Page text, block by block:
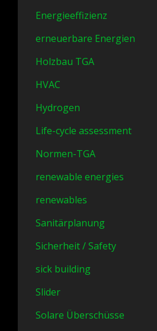
Energieeffizienz
erneuerbare Energien
Holzbau TGA
HVAC
Hydrogen
Life-cycle assessment
Normen-TGA
renewable energies
renewables
Sanitärplanung
Sicherheit / Safety
sick building
Slider
Solare Überschüsse